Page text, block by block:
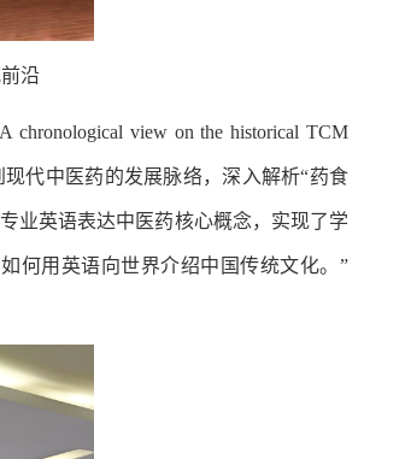
沿
view on the historical TCM
代中医药的发展脉络，深入解析“药食
业英语表达中医药核心概念，实现了学
何用英语向世界介绍中国传统文化。”